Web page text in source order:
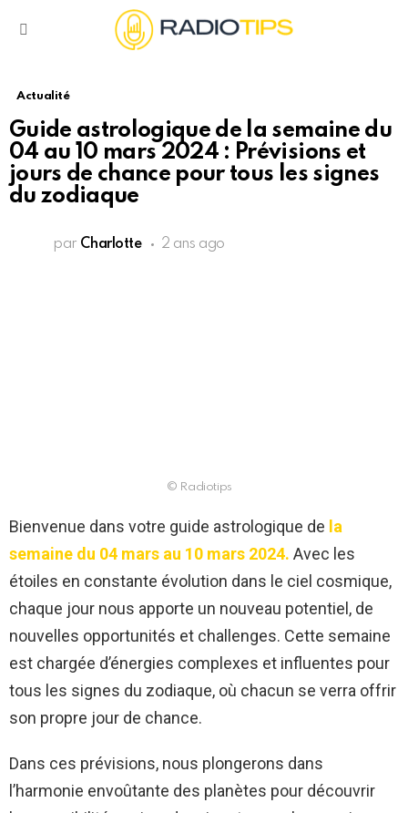
Actualité
Guide astrologique de la semaine du
04 au 10 mars 2024 : Prévisions et
jours de chance pour tous les signes
du zodiaque
par Charlotte 2 ans ago
© Radiotips
Bienvenue dans votre guide astrologique de la
semaine du 04 mars au 10 mars 2024. Avec les
étoiles en constante évolution dans le ciel cosmique,
chaque jour nous apporte un nouveau potentiel, de
nouvelles opportunités et challenges. Cette semaine
est chargée d’énergies complexes et influentes pour
tous les signes du zodiaque, où chacun se verra offrir
son propre jour de chance.
Dans ces prévisions, nous plongerons dans
l’harmonie envoûtante des planètes pour découvrir